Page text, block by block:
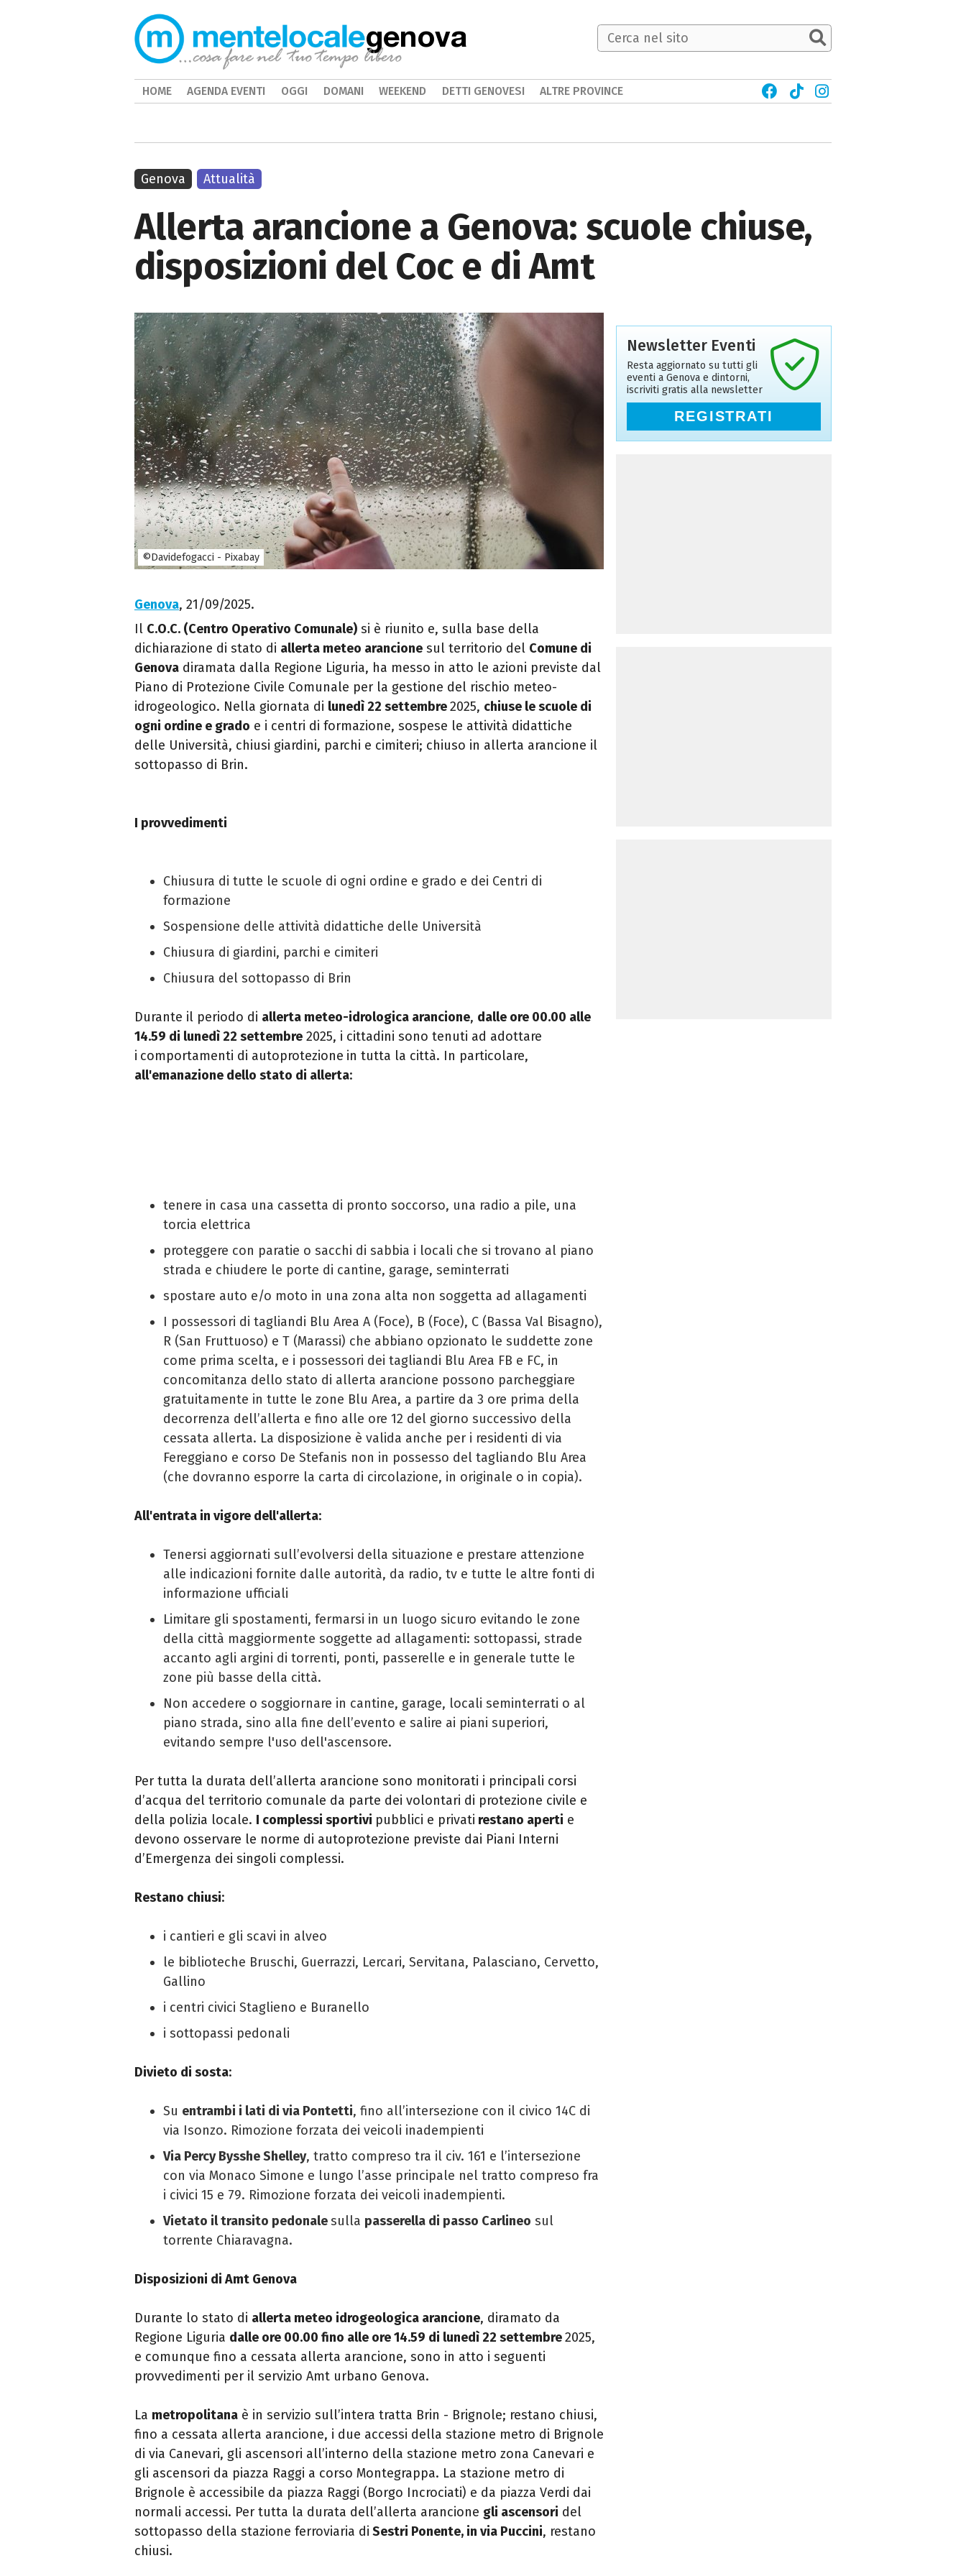
Allerta arancione a Genova: scuole chiuse,
disposizioni del Coc e di Amt
©Davidefogacci - Pixabay
Genova, 21/09/2025.
Il C.O.C. (Centro Operativo Comunale) si è riunito e, sulla base della
dichiarazione di stato di allerta meteo arancione sul territorio del Comune di
Genova diramata dalla Regione Liguria, ha messo in atto le azioni previste dal
Piano di Protezione Civile Comunale per la gestione del rischio meteo-
idrogeologico. Nella giornata di lunedì 22 settembre2025, chiuse le scuole di
ogni ordine e grado e i centri di formazione, sospese le attività didattiche
delle Università, chiusi giardini, parchi e cimiteri; chiuso in allerta arancione il
sottopasso di Brin.
I provvedimenti
Chiusura di tutte le scuole di ogni ordine e grado e dei Centri di
formazione
Sospensione delle attività didattiche delle Università
Chiusura di giardini, parchi e cimiteri
Chiusura del sottopasso di Brin
Durante il periodo di allerta meteo-idrologica arancione, dalle ore 00.00 alle
14.59 di lunedì 22 settembre 2025, i cittadini sono tenuti ad adottare
i comportamenti di autoprotezione in tutta la città. In particolare,
all'emanazione dello stato di allerta:
tenere in casa una cassetta di pronto soccorso, una radio a pile, una
torcia elettrica
proteggere con paratie o sacchi di sabbia i locali che si trovano al piano
strada e chiudere le porte di cantine, garage, seminterrati
spostare auto e/o moto in una zona alta non soggetta ad allagamenti
I possessori di tagliandi Blu Area A (Foce), B (Foce), C (Bassa Val Bisagno),
R (San Fruttuoso) e T (Marassi) che abbiano opzionato le suddette zone
come prima scelta, e i possessori dei tagliandi Blu Area FB e FC, in
concomitanza dello stato di allerta arancione possono parcheggiare
gratuitamente in tutte le zone Blu Area, a partire da 3 ore prima della
decorrenza dell’allerta e fino alle ore 12 del giorno successivo della
cessata allerta. La disposizione è valida anche per i residenti di via
Fereggiano e corso De Stefanis non in possesso del tagliando Blu Area
(che dovranno esporre la carta di circolazione, in originale o in copia).
All'entrata in vigore dell'allerta:
Tenersi aggiornati sull’evolversi della situazione e prestare attenzione
alle indicazioni fornite dalle autorità, da radio, tv e tutte le altre fonti di
informazione ufficiali
Limitare gli spostamenti, fermarsi in un luogo sicuro evitando le zone
della città maggiormente soggette ad allagamenti: sottopassi, strade
accanto agli argini di torrenti, ponti, passerelle e in generale tutte le
zone più basse della città.
Non accedere o soggiornare in cantine, garage, locali seminterrati o al
piano strada, sino alla fine dell’evento e salire ai piani superiori,
evitando sempre l'uso dell'ascensore.
Per tutta la durata dell’allerta arancione sono monitorati i principali corsi
d’acqua del territorio comunale da parte dei volontari di protezione civile e
della polizia locale. I complessi sportivi pubblici e privati restano aperti e
devono osservare le norme di autoprotezione previste dai Piani Interni
d’Emergenza dei singoli complessi.
Restano chiusi:
i cantieri e gli scavi in alveo
le biblioteche Bruschi, Guerrazzi, Lercari, Servitana, Palasciano, Cervetto,
Gallino
i centri civici Staglieno e Buranello
i sottopassi pedonali
Divieto di sosta:
Su entrambi i lati di via Pontetti, fino all’intersezione con il civico 14C di
via Isonzo. Rimozione forzata dei veicoli inadempienti
Via Percy Bysshe Shelley, tratto compreso tra il civ. 161 e l’intersezione
con via Monaco Simone e lungo l’asse principale nel tratto compreso fra
i civici 15 e 79. Rimozione forzata dei veicoli inadempienti.
Vietato il transito pedonalesulla passerella di passo Carlineo sul
torrente Chiaravagna.
Disposizioni di Amt Genova
Durante lo stato di allerta meteo idrogeologica arancione, diramato da
Regione Liguria dalle ore 00.00 fino alle ore 14.59 di lunedì 22 settembre2025,
e comunque fino a cessata allerta arancione, sono in atto i seguenti
provvedimenti per il servizio Amt urbano Genova.
La metropolitana è in servizio sull’intera tratta Brin - Brignole; restano chiusi,
fino a cessata allerta arancione, i due accessi della stazione metro di Brignole
di via Canevari, gli ascensori all’interno della stazione metro zona Canevari e
gli ascensori da piazza Raggi a corso Montegrappa. La stazione metro di
Brignole è accessibile da piazza Raggi (Borgo Incrociati) e da piazza Verdi dai
normali accessi. Per tutta la durata dell’allerta arancione gli ascensori del
sottopasso della stazione ferroviaria di Sestri Ponente, in via Puccini, restano
chiusi.
Genova Attualità
Newsletter Eventi
Resta aggiornato su tutti gli
eventi a Genova e dintorni,
iscriviti gratis alla newsletter
REGISTRATI
genova
HOME AGENDA EVENTI OGGI DOMANI WEEKEND DETTI GENOVESI ALTRE PROVINCE